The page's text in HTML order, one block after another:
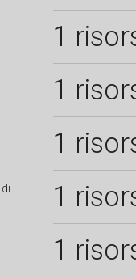
1
1
1
di 1
1